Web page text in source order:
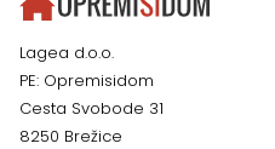
Lagea d.o.o.
PE: Opremisidom
Cesta Svobode 31
8250 Brežice